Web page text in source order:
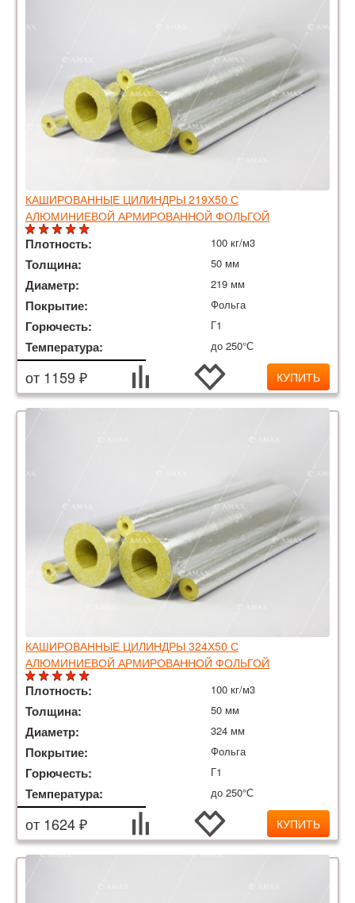
КАШИРОВАННЫЕ ЦИЛИНДРЫ 219Х50 С
АЛЮМИНИЕВОЙ АРМИРОВАННОЙ ФОЛЬГОЙ
Плотность: 100 кг/м3
Толщина: 50 мм
Диаметр: 219 мм
Покрытие: Фольга
Горючесть: Г1
Температура: до 250°С
от 1159 ₽ КУПИТЬ
КАШИРОВАННЫЕ ЦИЛИНДРЫ 324Х50 С
АЛЮМИНИЕВОЙ АРМИРОВАННОЙ ФОЛЬГОЙ
Плотность: 100 кг/м3
Толщина: 50 мм
Диаметр: 324 мм
Покрытие: Фольга
Горючесть: Г1
Температура: до 250°С
от 1624 ₽ КУПИТЬ